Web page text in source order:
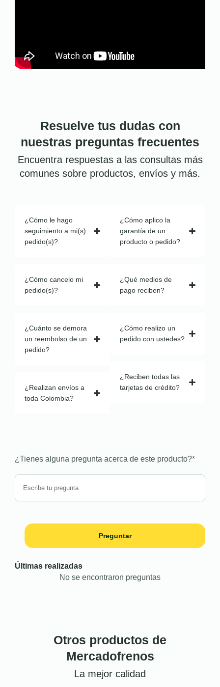
Resuelve tus dudas con
nuestras preguntas frecuentes
Encuentra respuestas a las consultas más
comunes sobre productos, envíos y más.
¿Cómo le hago
seguimiento a mi(s)
pedido(s)?
¿Cómo cancelo mi
pedido(s)?
¿Cuánto se demora
un reembolso de un
pedido?
¿Realizan envíos a
toda Colombia?
¿Cómo aplico la
garantía de un
producto o pedido?
¿Qué medios de
pago reciben?
¿Cómo realizo un
pedido con ustedes?
¿Reciben todas las
tarjetas de crédito?
¿Tienes alguna pregunta acerca de este producto?*
Preguntar
Últimas realizadas
No se encontraron preguntas
Otros productos de
Mercadofrenos
La mejor calidad